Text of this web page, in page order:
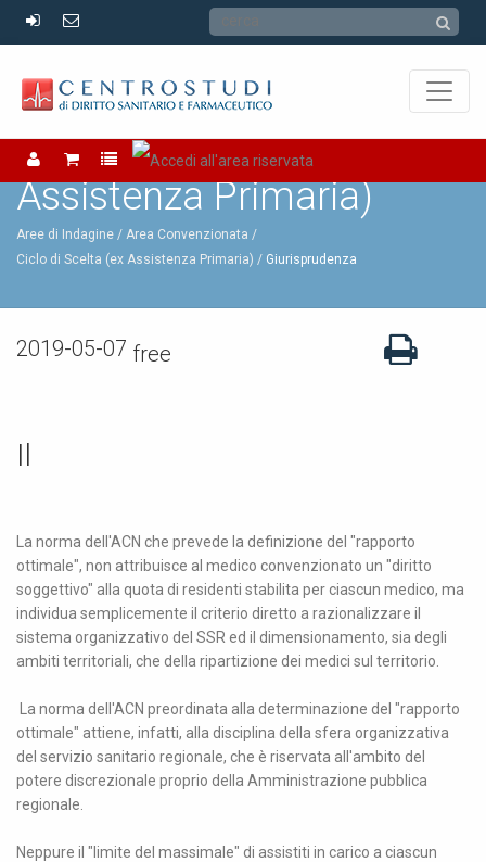
Ciclo di Scelta (ex
Assistenza Primaria)
Aree di Indagine / Area Convenzionata /
Ciclo di Scelta (ex Assistenza Primaria)
Giurisprudenza
2019-05-07 free
Il
La norma dell'ACN che prevede la definizione del "rapporto
ottimale", non attribuisce al medico convenzionato un "diritto
soggettivo" alla quota di residenti stabilita per ciascun medico, ma
individua semplicemente il criterio diretto a razionalizzare il
sistema organizzativo del SSR ed il dimensionamento, sia degli
ambiti territoriali, che della ripartizione dei medici sul territorio.
La norma dell'ACN preordinata alla determinazione del "rapporto
ottimale" attiene, infatti, alla disciplina della sfera organizzativa
del servizio sanitario regionale, che è riservata all'ambito del
potere discrezionale proprio della Amministrazione pubblica
regionale.
Neppure il "limite del massimale" di assistiti in carico a ciascun